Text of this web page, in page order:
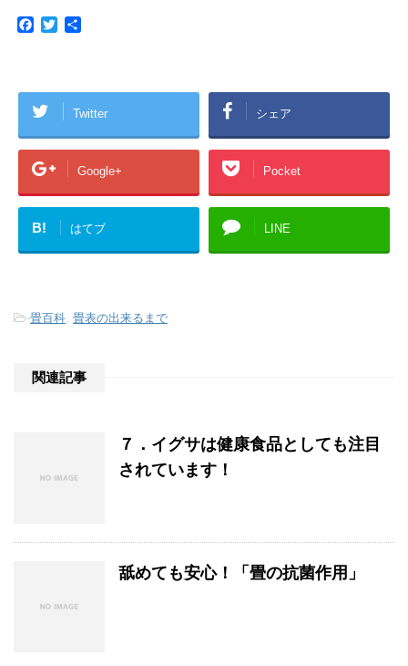
b
o
o
k
t
e
Twitter シェア
Google+ Pocket
B! はてブ LINE
-畳百科 畳表の出来るまで
関連記事
７．イグサは健康食品としても注目
されています！
舐めても安心！「畳の抗菌作用」